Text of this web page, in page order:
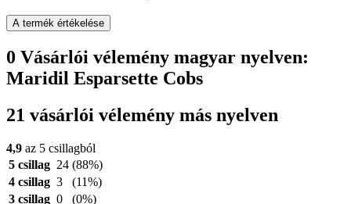
A termék értékelése
0 Vásárlói vélemény magyar nyelven:
Maridil Esparsette Cobs
21 vásárlói vélemény más nyelven
4,9 az 5 csillagból
5 csillag 24 (88%)
4 csillag 3
(11%)
3 csillag 0 (0%)